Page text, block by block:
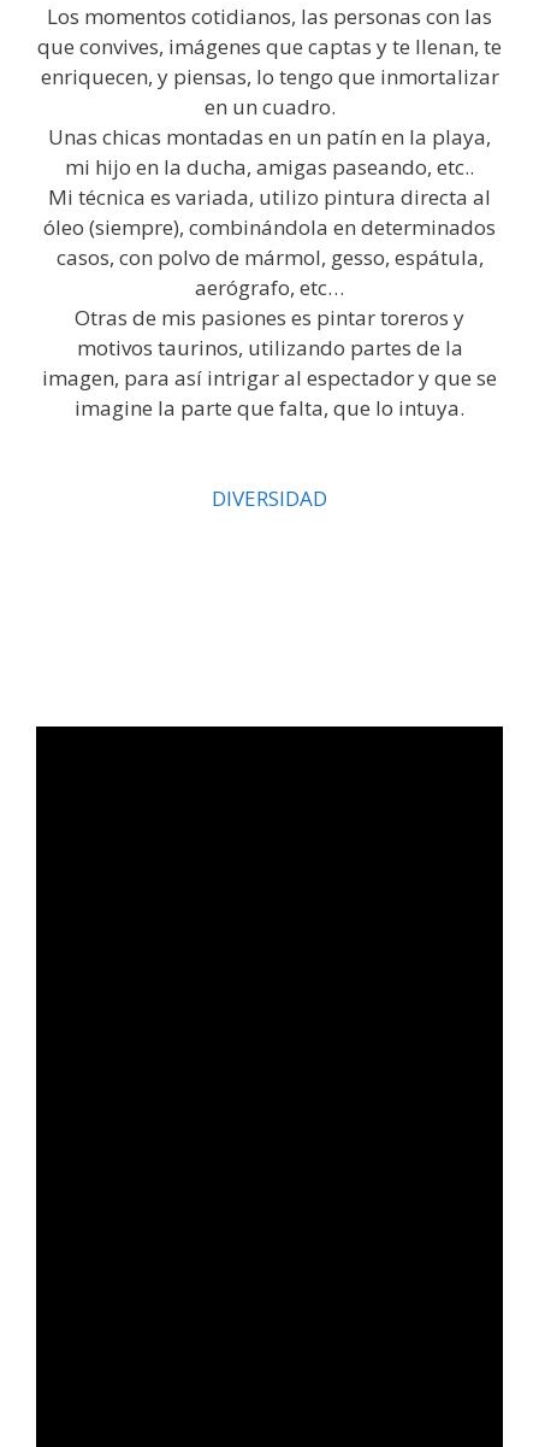
Los momentos cotidianos, las personas con las
que convives, imágenes que captas y te llenan, te
enriquecen, y piensas, lo tengo que inmortalizar
en un cuadro.
Unas chicas montadas en un patín en la playa,
mi hijo en la ducha, amigas paseando, etc..
Mi técnica es variada, utilizo pintura directa al
óleo (siempre), combinándola en determinados
casos, con polvo de mármol, gesso, espátula,
aerógrafo, etc…
Otras de mis pasiones es pintar toreros y
motivos taurinos, utilizando partes de la
imagen, para así intrigar al espectador y que se
imagine la parte que falta, que lo intuya.
DIVERSIDAD